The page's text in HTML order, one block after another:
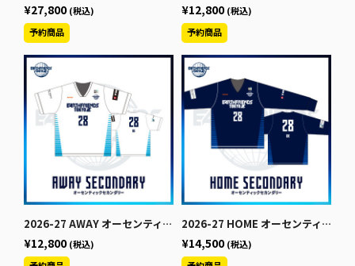
¥27,800 (税込) ¥12,800 (税込)
2026-27 AWAY オーセンティックセカンダリー【半袖】
¥12,800 (税込)
2026-27 HOME オーセンティックセカンダリー【長袖】
¥14,500 (税込)